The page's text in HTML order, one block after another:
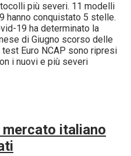
più severi. 11 modelli
hanno conquistato 5 stelle.
19 ha determinato la
di Giugno scorso delle
Euro NCAP sono ripresi
i nuovi e più severi
italiano